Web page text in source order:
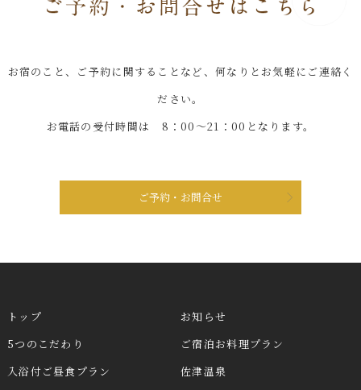
お宿のこと、ご予約に関することなど、何なりとお気軽にご連絡く
ださい。
お電話の受付時間は 8：00～21：00となります。
ご予約・お問合せ
トップ
お知らせ
5つのこだわり
ご宿泊お料理プラン
入浴付ご昼食プラン
佐津温泉